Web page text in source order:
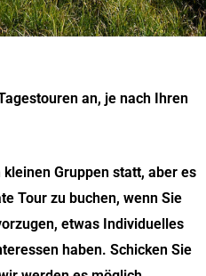
an, je nach Ihren
Gruppen statt, aber es
Tour zu buchen, wenn Sie
etwas Individuelles
haben. Schicken Sie